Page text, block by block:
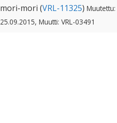
mori-mori (VRL-11325) Muutettu:
25.09.2015, Muutti: VRL-03491